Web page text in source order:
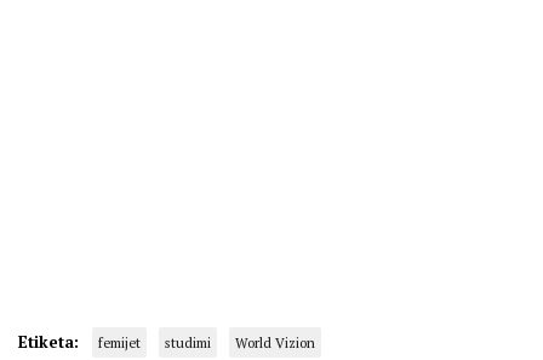
Etiketa: femijet studimi World Vizion